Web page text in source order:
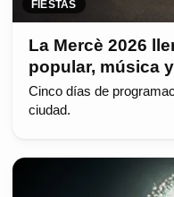
FIESTAS
La Mercè 2026
popular, música
Cinco días de
ciudad.